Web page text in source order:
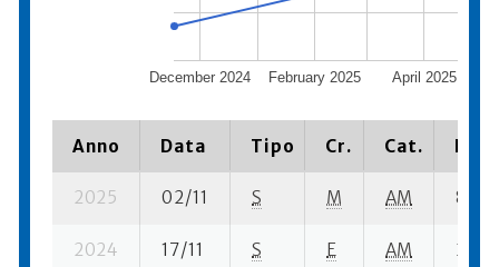
December 2024 February 2025 April 2025
Anno Data Tipo Cr. Cat.
2025 02/11 S M AM 87
2024 17/11 S E AM 221